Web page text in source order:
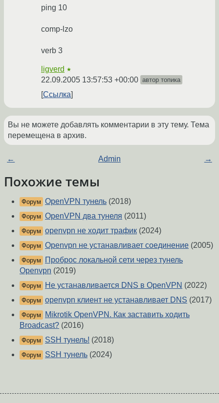
ping 10
comp-lzo
verb 3
ligverd ★
22.09.2005 13:57:53 +00:00 автор топика
Ссылка
Вы не можете добавлять комментарии в эту тему. Тема
перемещена в архив.
← Admin →
Похожие темы
Форум OpenVPN тунель (2018)
Форум OpenVPN два тунеля (2011)
Форум openvpn не ходит трафик (2024)
Форум Openvpn не устанавливает соединение (2005)
Форум
Проброс локальной сети через тунель
Openvpn (2019)
Форум Не устанавливается DNS в OpenVPN (2022)
Форум openvpn клиент не устанавливает DNS (2017)
Форум
Mikrotik OpenVPN. Как заставить ходить
Broadcast? (2016)
Форум SSH тунель! (2018)
Форум SSH тунель (2024)